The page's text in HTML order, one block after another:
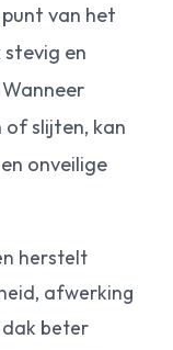
van het
en
of slijten, kan
onveilige
herstelt
afwerking
dak beter